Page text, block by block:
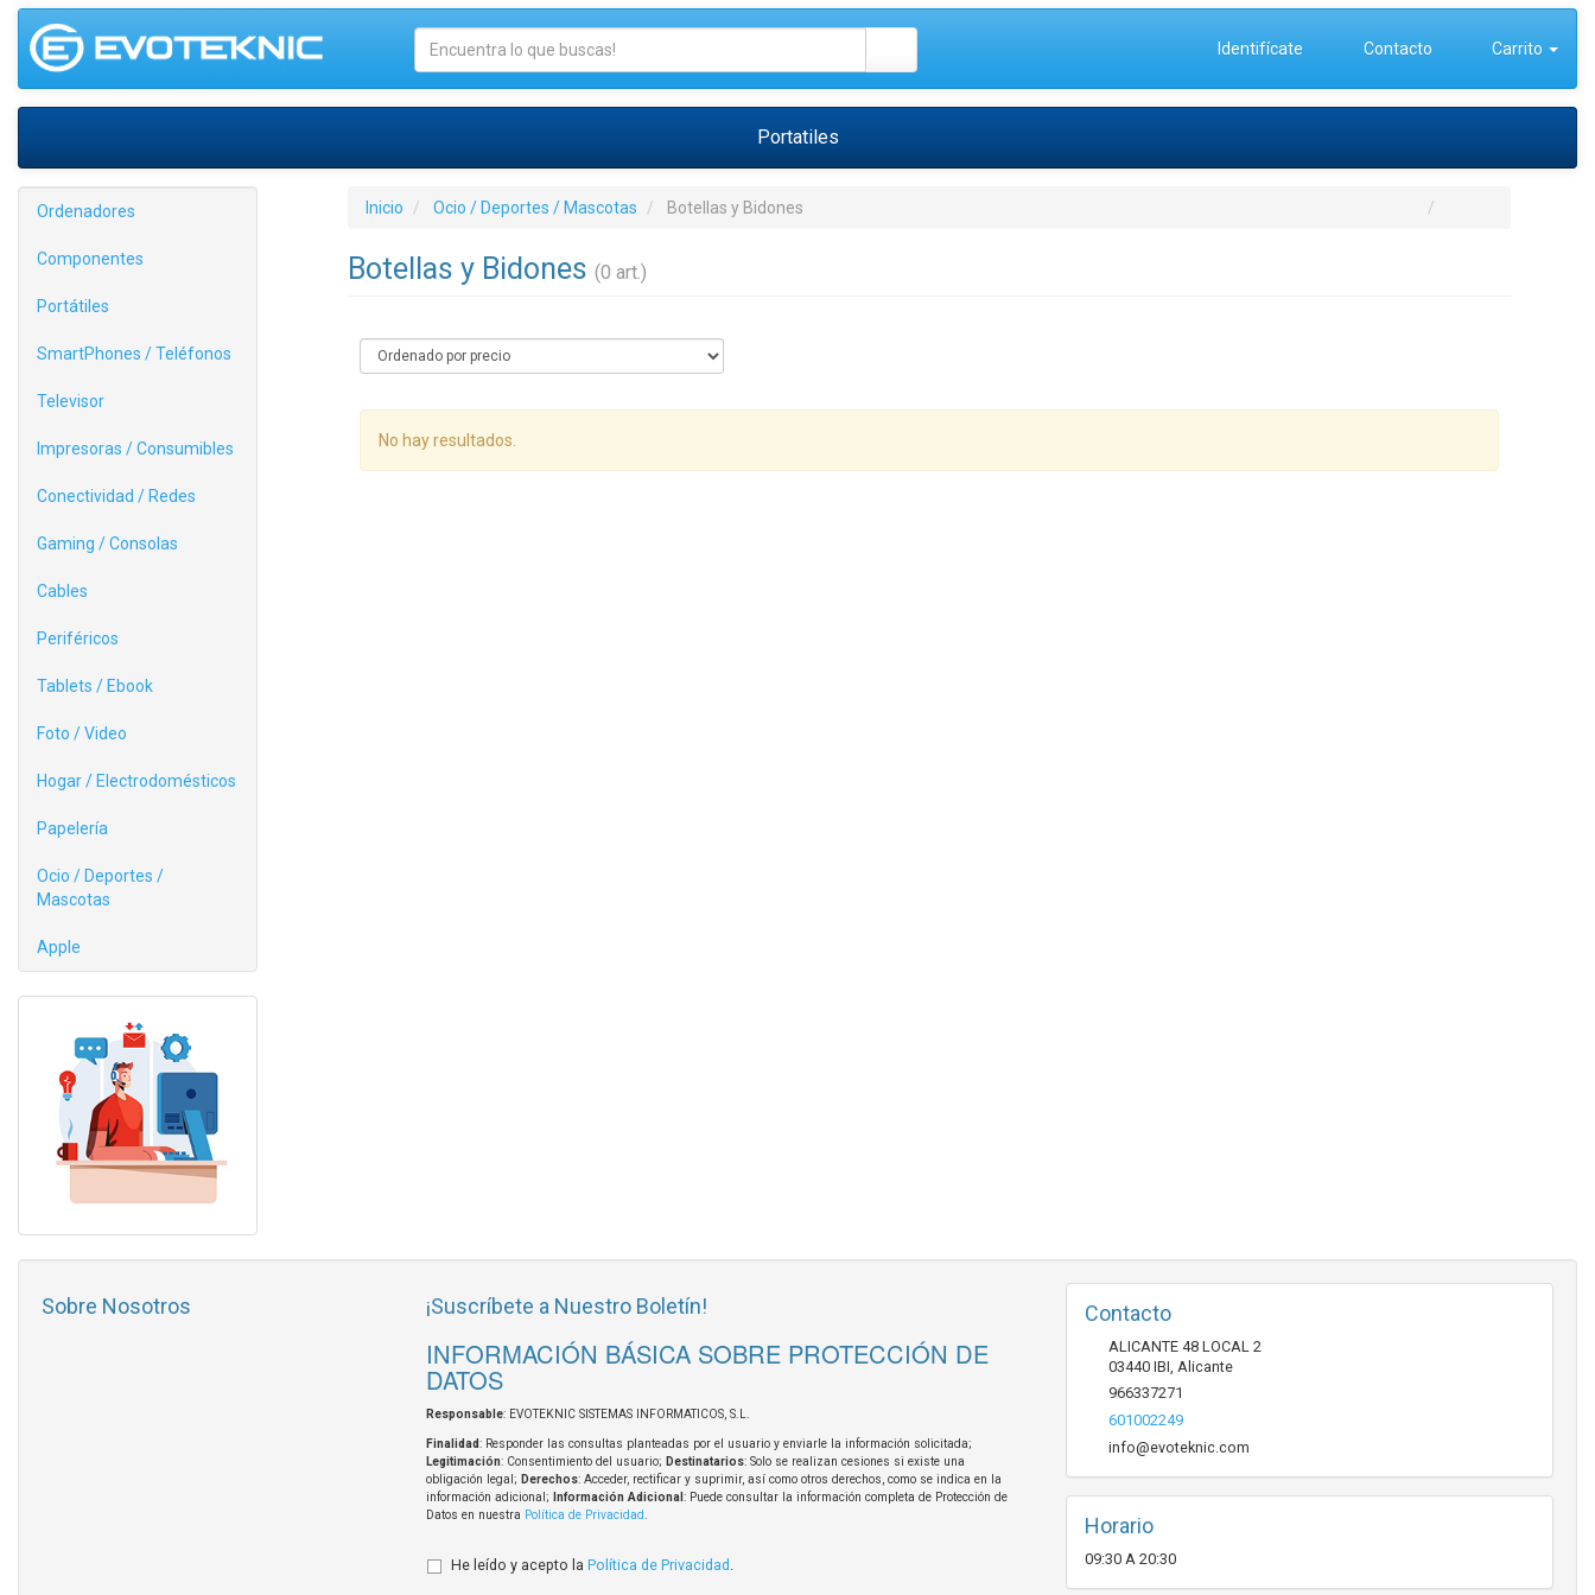
Identifícate Contacto Carrito
Portatiles
Ordenadores
Componentes
Portátiles
SmartPhones / Teléfonos
Televisor
Impresoras / Consumibles
Conectividad / Redes
Gaming / Consolas
Cables
Periféricos
Tablets / Ebook
Foto / Video
Hogar / Electrodomésticos
Papelería
Ocio / Deportes /
Mascotas
Apple
Inicio Ocio / Deportes / Mascotas Botellas y Bidones
Botellas y Bidones (0 art.)
No hay resultados.
Sobre Nosotros ¡Suscríbete a Nuestro Boletín!
INFORMACIÓN BÁSICA SOBRE PROTECCIÓN DE
DATOS
Responsable: EVOTEKNIC SISTEMAS INFORMATICOS, S.L.
Finalidad: Responder las consultas planteadas por el usuario y enviarle la información solicitada;
Legitimación: Consentimiento del usuario; Destinatarios: Solo se realizan cesiones si existe una
obligación legal; Derechos: Acceder, rectificar y suprimir, así como otros derechos, como se indica en la
información adicional;
Información Adicional : Puede consultar la información completa de Protección de
Datos en nuestra Política de Privacidad.
He leído y acepto la Política de Privacidad .
Contacto
ALICANTE 48 LOCAL 2
03440 IBI, Alicante
966337271
601002249
info@evoteknic.com
Horario
09:30 A 20:30